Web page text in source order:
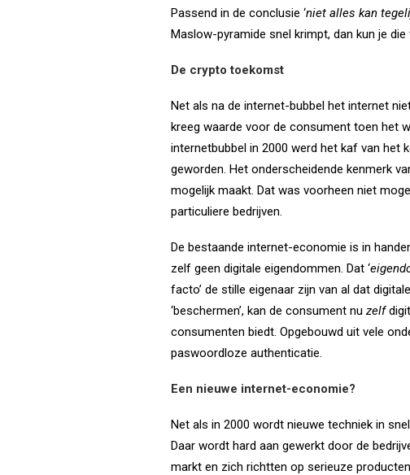
Passend in de conclusie ‘niet alles kan
Maslow-pyramide snel krimpt, dan kun je
De crypto toekomst
Net als na de internet-bubbel het internet
kreeg waarde voor de consument toen het
internetbubbel in 2000 werd het kaf van het
geworden. Het onderscheidende kenmerk
mogelijk maakt. Dat was voorheen niet
particuliere bedrijven.
De bestaande internet-economie is in
zelf geen digitale eigendommen. Dat ‘
facto’ de stille eigenaar zijn van al dat
‘beschermen’, kan de consument nu zelf
consumenten biedt. Opgebouwd uit vele
paswoordloze authenticatie.
Een nieuwe internet-economie?
Net als in 2000 wordt nieuwe techniek in
Daar wordt hard aan gewerkt door de
markt en zich richtten op serieuze